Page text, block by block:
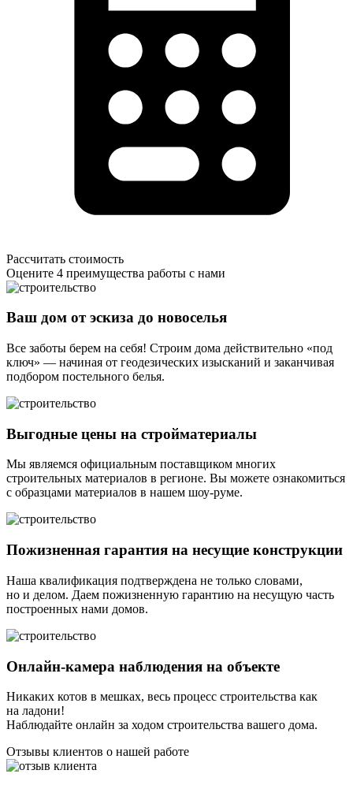
Рассчитать стоимость
Оцените 4 преимущества работы с нами
Ваш дом от эскиза до новоселья
Все заботы берем на себя! Строим дома действительно «под
ключ» — начиная от геодезических изысканий и заканчивая
подбором постельного белья.
Выгодные цены на стройматериалы
Мы являемся официальным поставщиком многих
строительных материалов в регионе. Вы можете ознакомиться
с образцами материалов в нашем шоу-руме.
Пожизненная гарантия на несущие конструкции
Наша квалификация подтверждена не только словами,
но и делом. Даем пожизненную гарантию на несущую часть
построенных нами домов.
Онлайн-камера наблюдения на объекте
Никаких котов в мешках, весь процесс строительства как
на ладони!
Наблюдайте онлайн за ходом строительства вашего дома.
Отзывы клиентов о нашей работе